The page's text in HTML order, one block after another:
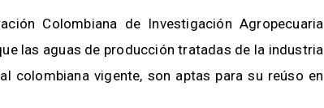
Colombiana de Investigación Agropecuaria
las aguas de producción tratadas de la industria
colombiana vigente, son aptas para su reúso en